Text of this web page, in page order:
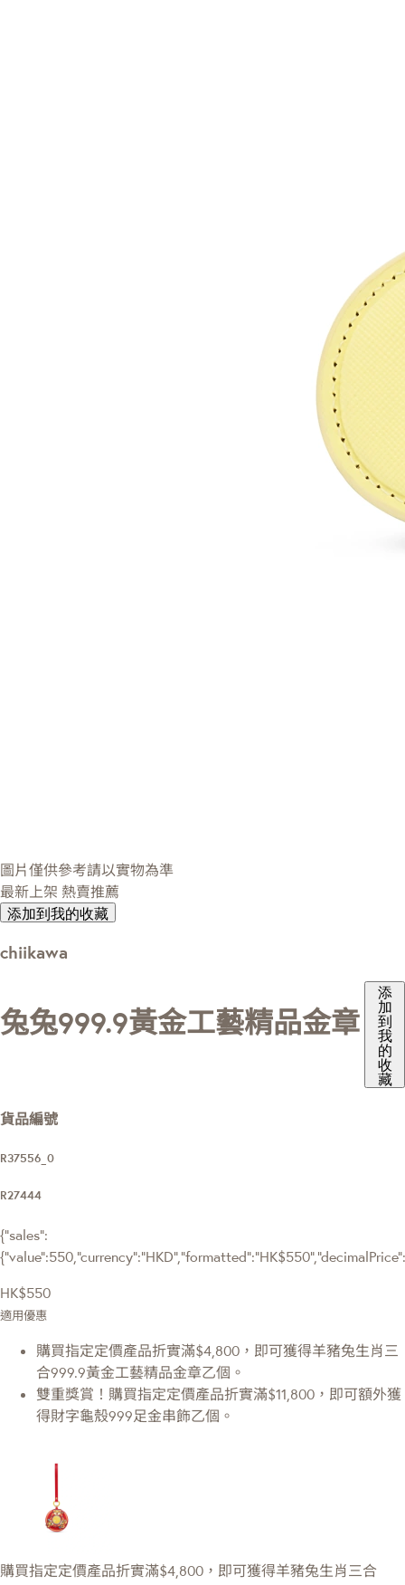
圖片僅供參考請以實物為準
最新上架 熱賣推薦
添加到我的收藏
chiikawa
兔兔999.9黃金工藝精品金章
添
加
到
我
的
收
藏
貨品編號
R37556_0
R27444
{"sales":
HK$550
適用優惠
購買指定定價產品折實滿$4,800，即可獲得羊豬兔生肖三
合999.9黃金工藝精品金章乙個。
雙重獎賞！購買指定定價產品折實滿$11,800，即可額外獲
得財字龜殼999足金串飾乙個。
購買指定定價產品折實滿$4,800，即可獲得羊豬兔生肖三合